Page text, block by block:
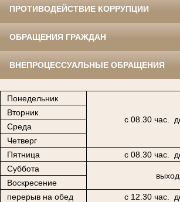
ПРОТИВОДЕЙСТВИЕ КОРРУПЦИИ
ОБРАЩЕНИЯ ГРАЖДАН
ВНЕПРОЦЕССУАЛЬНЫЕ ОБРАЩЕНИЯ
Понедельник
с 08.30 час.
Вторник
Среда
Четверг
Пятница
с 08.30 час.
Суббота
Воскресение
перерыв на обед
с 12.30 час.